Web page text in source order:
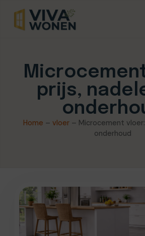
prijs,
Home – vloer – Microcement
onderhoud